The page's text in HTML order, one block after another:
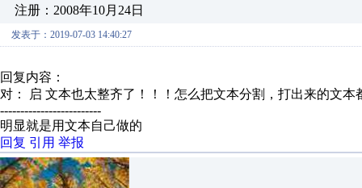
注册：2008年10月24日
发表于：2019-07-03 14:40:27
回复内容：
对： 启 文本也太整齐了！！！怎么把文本分割，打出来的文本
-------------------------
明显就是用文本自己做的
回复 引用 举报